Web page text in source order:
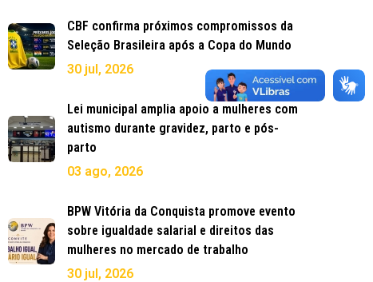
CBF confirma próximos compromissos da
Seleção Brasileira após a Copa do Mundo
30 jul, 2026
Lei municipal amplia apoio a mulheres com
autismo durante gravidez, parto e pós-
parto
03 ago, 2026
BPW Vitória da Conquista promove evento
sobre igualdade salarial e direitos das
mulheres no mercado de trabalho
30 jul, 2026